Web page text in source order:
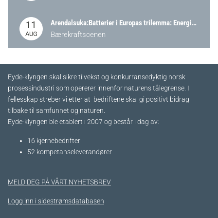
11
AUG
Arendalsuka:Batterier i Europas trilemma: Energisikkerhet, konkurransekraft og bærekraft (Battery Norway-arrangement)
Bærekraftscenen
Eyde-klyngen skal sikre tilvekst og konkurransedyktig norsk
prosessindustri som opererer innenfor naturens tålegrense. I
fellesskap streber vi etter at bedriftene skal gi positivt bidrag
tilbake til samfunnet og naturen.
Eyde-klyngen ble etablert i 2007 og består i dag av:
16 kjernebedrifter​
52 kompetanseleverandører
MELD DEG PÅ VÅRT NYHETSBREV
Logg inn i sidestrømsdatabasen